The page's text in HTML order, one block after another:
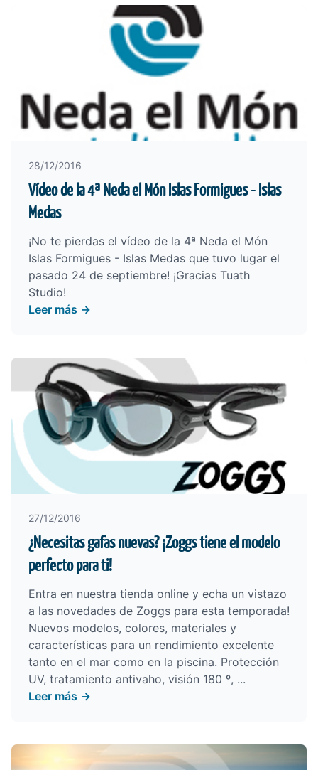
28/12/2016
Vídeo de la 4ª Neda el Món Islas Formigues - Islas
Medas
¡No te pierdas el vídeo de la 4ª Neda el Món
Islas Formigues - Islas Medas que tuvo lugar el
pasado 24 de septiembre! ¡Gracias Tuath
Studio!
Leer más →
27/12/2016
¿Necesitas gafas nuevas? ¡Zoggs tiene el modelo
perfecto para ti!
Entra en nuestra tienda online y echa un vistazo
a las novedades de Zoggs para esta temporada!
Nuevos modelos, colores, materiales y
características para un rendimiento excelente
tanto en el mar como en la piscina. Protección
UV, tratamiento antivaho, visión 180 º, ...
Leer más →